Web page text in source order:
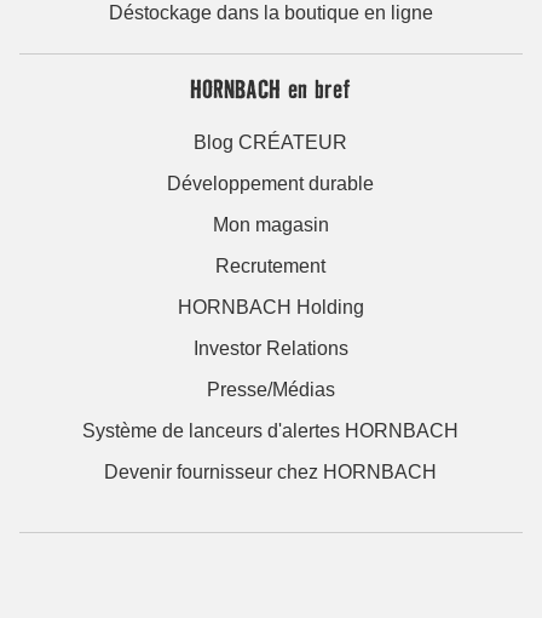
Déstockage dans la boutique en ligne
HORNBACH en bref
Blog CRÉATEUR
Développement durable
Mon magasin
Recrutement
HORNBACH Holding
Investor Relations
Presse/Médias
Système de lanceurs d'alertes HORNBACH
Devenir fournisseur chez HORNBACH